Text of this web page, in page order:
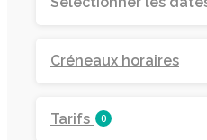
Créneaux horaires
Tarifs 0